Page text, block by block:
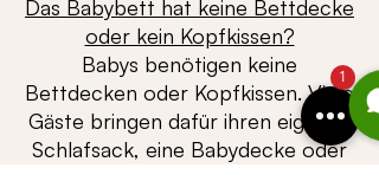
Das Babybett hat keine Bettdecke
oder kein Kopfkissen?
Babys benötigen keine
Bettdecken oder Kopfkissen. Viele
Gäste bringen dafür ihren eigenen
Schlafsack, eine Babydecke oder
1